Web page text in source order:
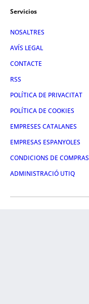
Servicios
NOSALTRES
AVÍS LEGAL
CONTACTE
RSS
POLÍTICA DE PRIVACITAT
POLÍTICA DE COOKIES
EMPRESES CATALANES
EMPRESAS ESPANYOLES
CONDICIONS DE COMPRAS
ADMINISTRACIÓ UTIQ